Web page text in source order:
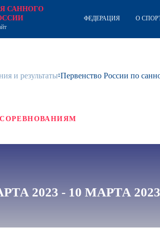
САННОГО
ФЕДЕРАЦИЯ О
и результаты Первенство России по
2023 - 10 МАРТА 2023